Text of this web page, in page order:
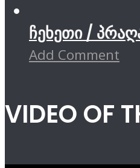
ჩეხეთი /
Add Comment
VIDEO OF